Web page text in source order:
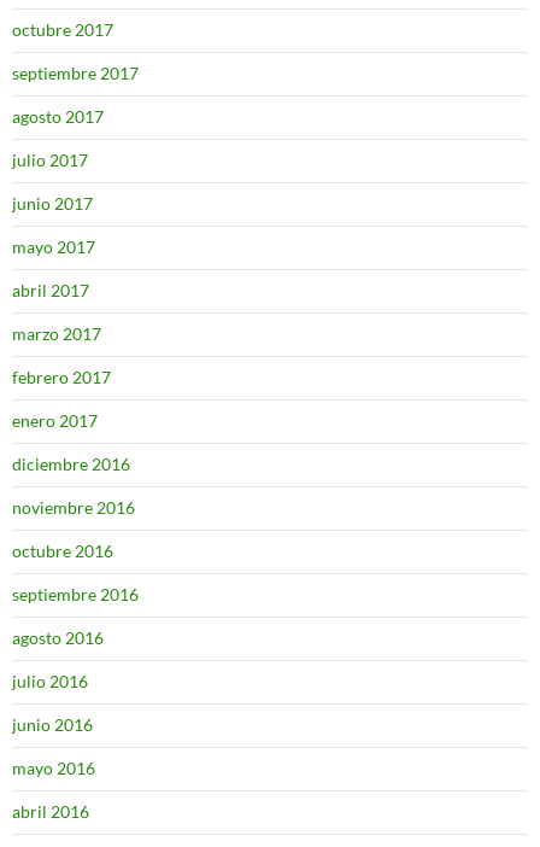
octubre 2017
septiembre 2017
agosto 2017
julio 2017
junio 2017
mayo 2017
abril 2017
marzo 2017
febrero 2017
enero 2017
diciembre 2016
noviembre 2016
octubre 2016
septiembre 2016
agosto 2016
julio 2016
junio 2016
mayo 2016
abril 2016